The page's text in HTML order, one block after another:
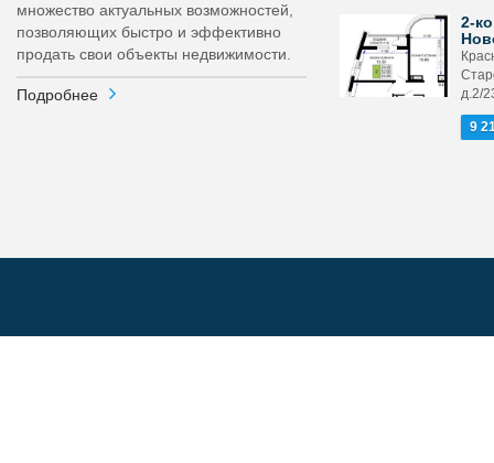
множество актуальных возможностей,
позволяющих быстро и эффективно
продать свои объекты недвижимости.
Подробнее
2-
д.2/
9